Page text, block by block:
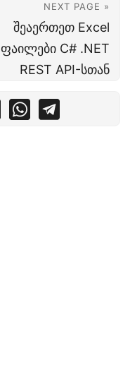
NEXT PAGE »
შეაერთეთ Excel
ფაილები C# .NET
REST API-სთან